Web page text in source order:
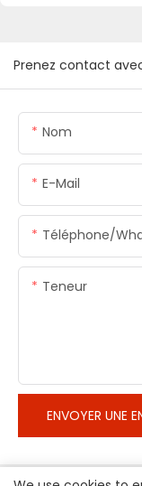
Prenez contact
Nom
E-Mail
Téléphone/
Teneur
ENVOYER UNE